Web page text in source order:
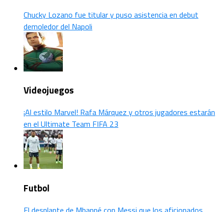
Chucky Lozano fue titular y puso asistencia en debut
demoledor del Napoli
Videojuegos
¡Al estilo Marvel! Rafa Márquez y otros jugadores estarán
en el Ultimate Team FIFA 23
Futbol